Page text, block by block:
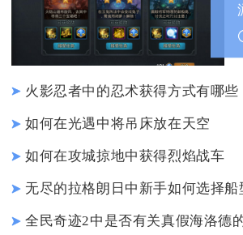
火影忍者中的忍术获得方式有哪些
如何在光遇中将吊床放在天空
如何在攻城掠地中获得烈焰战车
无尽的拉格朗日中新手如何选择船